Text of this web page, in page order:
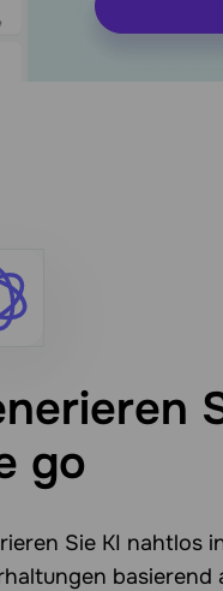
go
Sie KI nahtlos
basierend